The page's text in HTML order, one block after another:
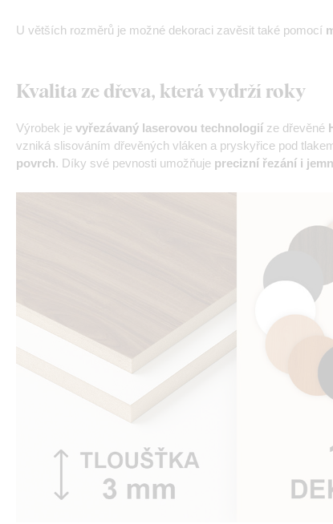
U větších rozměrů je možné dekoraci zavěsit také pomocí
Kvalita ze dřeva, která vydrží roky
Výrobek je vyřezávaný laserovou technologií ze dřevěné
vzniká slisováním dřevěných vláken a pryskyřice pod
povrch. Díky své pevnosti umožňuje precizní řezání i